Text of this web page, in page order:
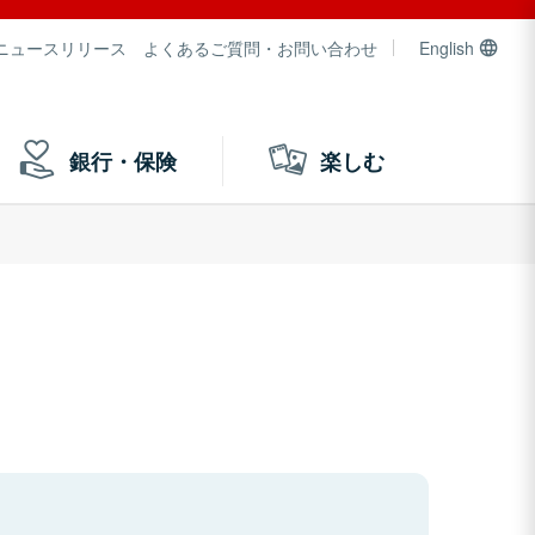
ュースリリース よくあるご質問・お問い合わせ English
銀行・保険 楽しむ